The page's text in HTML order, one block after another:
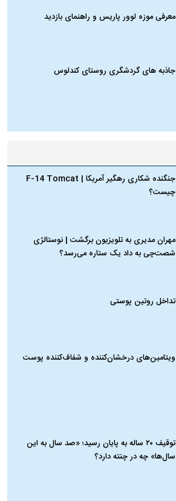
معرفی موزه لوور پاریس و راهنمای بازدید
جاذبه های گردشگری روستای کندلوس
جنگنده شکاری رهگیر آمریکا | F-14 Tomcat
چیست؟
مهران مدیری به تلویزیون برگشت | نوستالژی
شصت‌چی به داد یک ستاره می‌رسد؟
تداخل روتین پوستی
ویتامین‌های درخشان‌کننده و شفاف‌کننده پوست
توقیف ۲۰ ساله به پایان رسید؛ «صد سال به این
سال‌ها» چه در چنته دارد؟